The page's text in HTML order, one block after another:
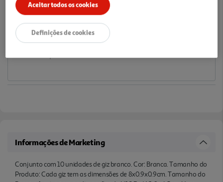
0,99 €
Notas de preparação
Informações de Marketing
Conjunto com 10 unidades de giz branco. Cor: Branca. Tamanho do
Produto: Cada giz tem as dimensões de 8x0.9x0.9cm. Tamanho do
Aceitar todos os cookies
Definições de cookies